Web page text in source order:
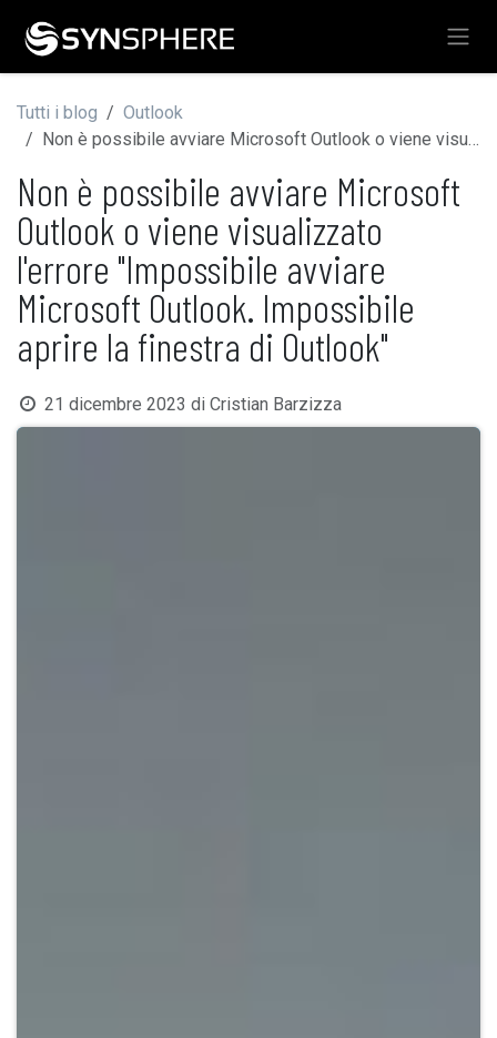
Tutti i blog
Outlook
Non è possibile avviare Microsoft Outlook o viene visualizzato l'errore "Impossibile avviare Microsoft Outlook. Impossibile aprire la finestra di Outlook"
Non è possibile avviare Microsoft
Outlook o viene visualizzato
l'errore "Impossibile avviare
Microsoft Outlook. Impossibile
aprire la finestra di Outlook"
21 dicembre 2023 di Cristian Barzizza